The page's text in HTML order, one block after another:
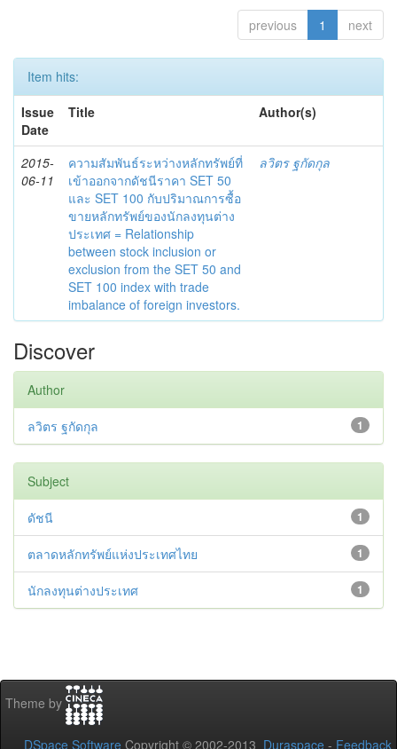
previous 1 next
Item hits:
Issue
Date
Title Author(s)
2015-
06-11
ความสัมพันธ์ระหว่างหลักทรัพย์ที่
เข้าออกจากดัชนีราคา SET 50
และ SET 100 กับปริมาณการซื้อ
ขายหลักทรัพย์ของนักลงทุนต่าง
ประเทศ = Relationship
between stock inclusion or
exclusion from the SET 50 and
SET 100 index with trade
imbalance of foreign investors.
ลวิตร ฐกัดกุล
Discover
Author
1
ลวิตร ฐกัดกุล
Subject
1
ดัชนี
1
ตลาดหลักทรัพย์แห่งประเทศไทย
1
นักลงทุนต่างประเทศ
Theme by
DSpace Software Copyright © 2002-2013 Duraspace - Feedback